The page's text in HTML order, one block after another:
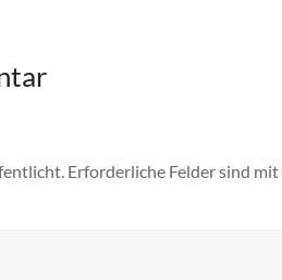
Erforderliche Felder sind mit